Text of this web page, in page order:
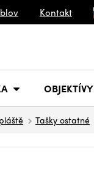
Kontakt
OBJEKTÍVY
Tašky ostatné